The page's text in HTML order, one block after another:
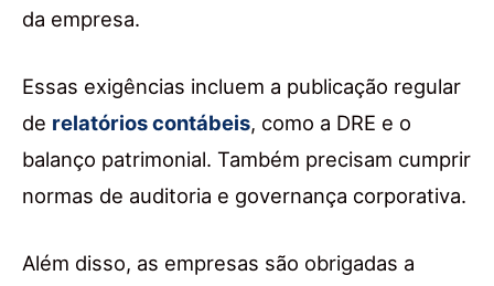
da empresa.
Essas exigências incluem a publicação regular
de relatórios contábeis, como a DRE e o
balanço patrimonial. Também precisam cumprir
normas de auditoria e governança corporativa.
Além disso, as empresas são obrigadas a